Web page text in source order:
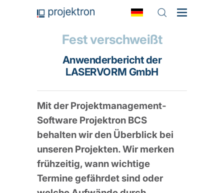
Fest verschweißt
Anwenderbericht der
LASERVORM GmbH
Mit der Projektmanagement-
Software Projektron BCS
behalten wir den Überblick bei
unseren Projekten. Wir merken
frühzeitig, wann wichtige
Termine gefährdet sind oder